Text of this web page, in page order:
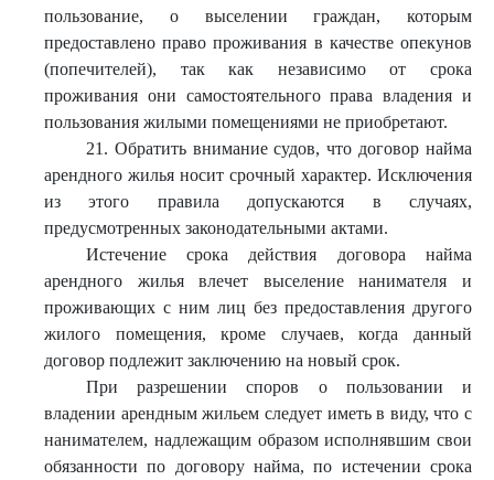
пользование, о выселении граждан, которым
предоставлено право проживания в качестве опекунов
(попечителей), так как независимо от срока
проживания они самостоятельного права владения и
пользования жилыми помещениями не приобретают.
21. Обратить внимание судов, что договор найма
арендного жилья носит срочный характер. Исключения
из этого правила допускаются в случаях,
предусмотренных законодательными актами.
Истечение срока действия договора найма
арендного жилья влечет выселение нанимателя и
проживающих с ним лиц без предоставления другого
жилого помещения, кроме случаев, когда данный
договор подлежит заключению на новый срок.
При разрешении споров о пользовании и
владении арендным жильем следует иметь в виду, что с
нанимателем, надлежащим образом исполнявшим свои
обязанности по договору найма, по истечении срока